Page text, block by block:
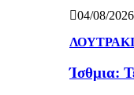
04/08/2026
ΛΟΥΤΡΑΚΙ
Ίσθμια: